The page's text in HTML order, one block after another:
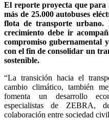
El reporte proyecta que
más de 25.000 autobuses
flota de transporte urbano.
crecimiento debe ir
compromiso gubernamental
con el fin de consolidar un
sostenible.
“La transición hacia el
cambio climático, también
fomenta un desarrollo
especialistas de ZEBRA,
colaboración entre sociedad